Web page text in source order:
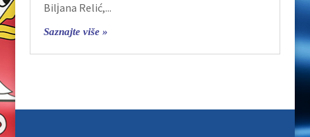
Bilјana Relić,...
Saznajte više »